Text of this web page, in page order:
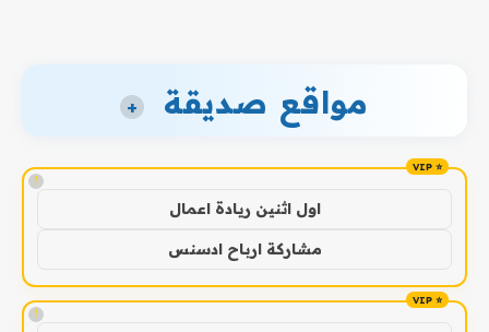
مواقع صديقة +
!
اول اثنين ريادة اعمال
مشاركة ارباح ادسنس
!